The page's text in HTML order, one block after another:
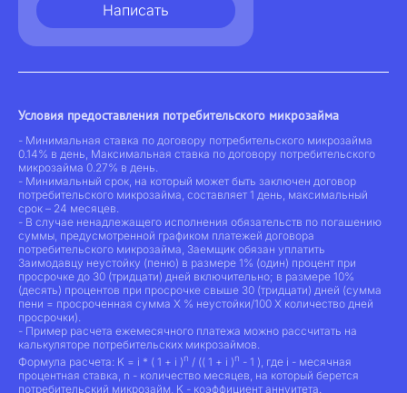
Написать
Условия предоставления потребительского микрозайма
- Минимальная ставка по договору потребительского микрозайма
0.14% в день, Максимальная ставка по договору потребительского
микрозайма 0.27% в день.
- Минимальный срок, на который может быть заключен договор
потребительского микрозайма, составляет 1 день, максимальный
срок – 24 месяцев.
- В случае ненадлежащего исполнения обязательств по погашению
суммы, предусмотренной графиком платежей договора
потребительского микрозайма, Заемщик обязан уплатить
Заимодавцу неустойку (пеню) в размере 1% (один) процент при
просрочке до 30 (тридцати) дней включительно; в размере 10%
(десять) процентов при просрочке свыше 30 (тридцати) дней (сумма
пени = просроченная сумма Х % неустойки/100 Х количество дней
просрочки).
- Пример расчета ежемесячного платежа можно рассчитать на
калькуляторе потребительских микрозаймов.
Формула расчета: K = i * ( 1 + i )n / (( 1 + i )n - 1 ), где i - месячная
процентная ставка, n - количество месяцев, на который берется
потребительский микрозайм, K - коэффициент аннуитета.